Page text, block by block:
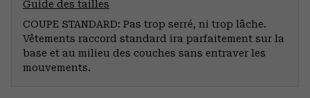
Guide des tailles
COUPE STANDARD: Pas trop serré, ni trop lâche.
Vêtements raccord standard ira parfaitement sur la
base et au milieu des couches sans entraver les
mouvements.